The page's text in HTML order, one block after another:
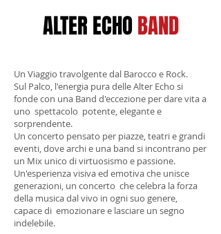
ALTER ECHOBAND
Un Viaggio travolgente dal Barocco e Rock.
Sul Palco, l'energia pura delle Alter Echo si
fonde con una Band d'eccezione per dare vita a
uno spettacolo potente, elegante e
sorprendente.
Un concerto pensato per piazze, teatri e grandi
eventi, dove archi e una band si incontrano per
un Mix unico di virtuosismo e passione.
Un'esperienza visiva ed emotiva che unisce
generazioni, un concerto che celebra la forza
della musica dal vivo in ogni suo genere,
capace di emozionare e lasciare un segno
indelebile.